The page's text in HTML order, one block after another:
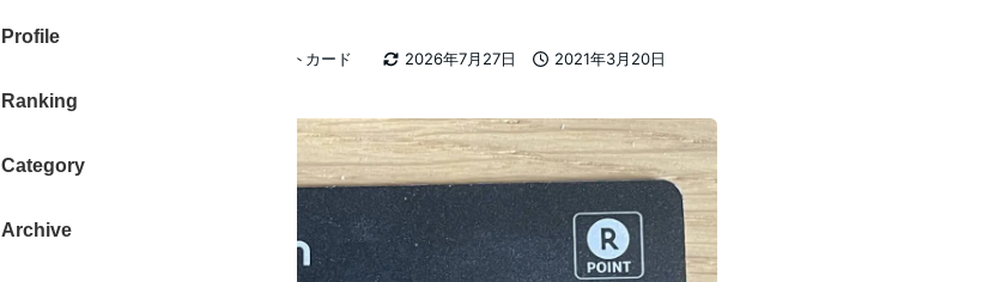
Profile
Ranking
Category
Archive
2026年7月27日
2021年3月20日
者
クレジットカード